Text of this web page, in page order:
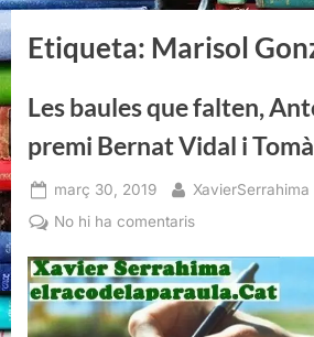
Etiqueta: Marisol
Les baules que falten,
premi Bernat Vidal i
Posted
on
març 30, 2019 By
XavierSerrahima
No hi ha comentarisa
baules
que
falten,